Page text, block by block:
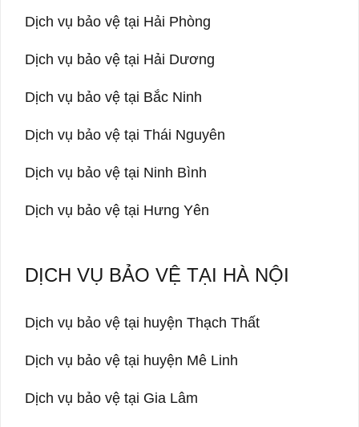
Dịch vụ bảo vệ tại Hải Phòng
Dịch vụ bảo vệ tại Hải Dương
Dịch vụ bảo vệ tại Bắc Ninh
Dịch vụ bảo vệ tại Thái Nguyên
Dịch vụ bảo vệ tại Ninh Bình
Dịch vụ bảo vệ tại Hưng Yên
DỊCH VỤ BẢO VỆ TẠI HÀ NỘI
Dịch vụ bảo vệ tại huyện Thạch Thất
Dịch vụ bảo vệ tại huyện Mê Linh
Dịch vụ bảo vệ tại Gia Lâm